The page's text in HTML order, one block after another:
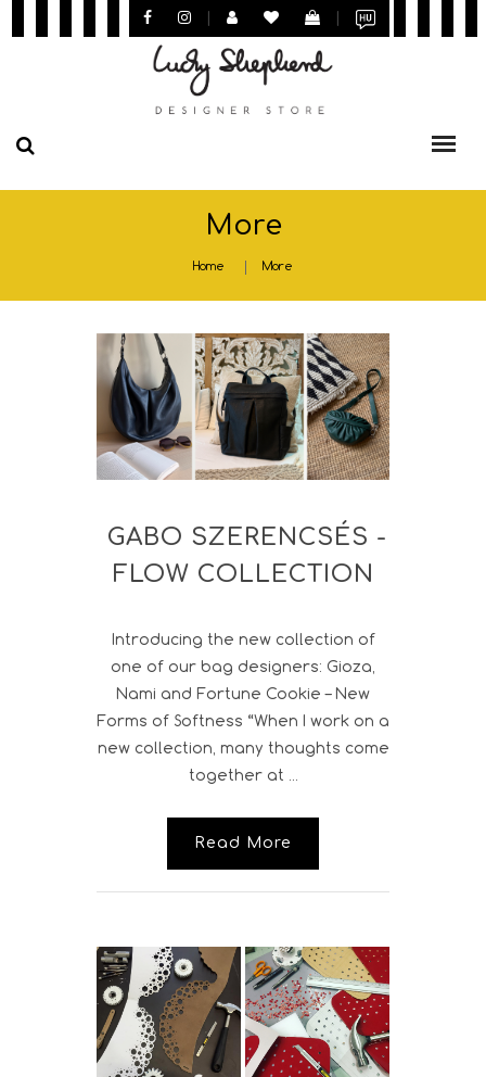
| |
More
Home More
GABO SZERENCSÉS -
FLOW COLLECTION
Introducing the new collection of
one of our bag designers: Gioza,
Nami and Fortune Cookie – New
Forms of Softness “When I work on a
new collection, many thoughts come
together at ...
Read More